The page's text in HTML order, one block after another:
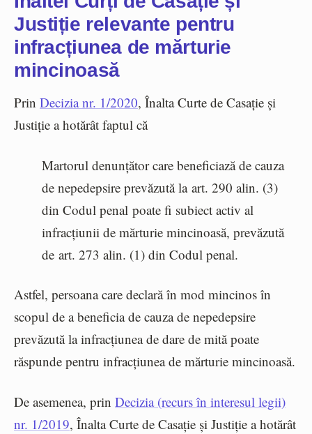
Justiție relevante pentru
infracțiunea de mărturie
mincinoasă
Prin Decizia nr. 1/2020, Înalta Curte de Casație și
Justiție a hotărât faptul că
Martorul denunțător care beneficiază de cauza
de nepedepsire prevăzută la art. 290 alin. (3)
din Codul penal poate fi subiect activ al
infracțiunii de mărturie mincinoasă, prevăzută
de art. 273 alin. (1) din Codul penal.
Astfel, persoana care declară în mod mincinos în
scopul de a beneficia de cauza de nepedepsire
prevăzută la infracțiunea de dare de mită poate
răspunde pentru infracțiunea de mărturie mincinoasă.
De asemenea, prin Decizia (recurs în interesul legii)
nr. 1/2019, Înalta Curte de Casație și Justiție a hotărât